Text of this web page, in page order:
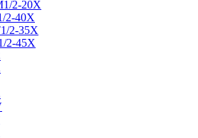
2-20X
2-40X
2-35X
2-45X